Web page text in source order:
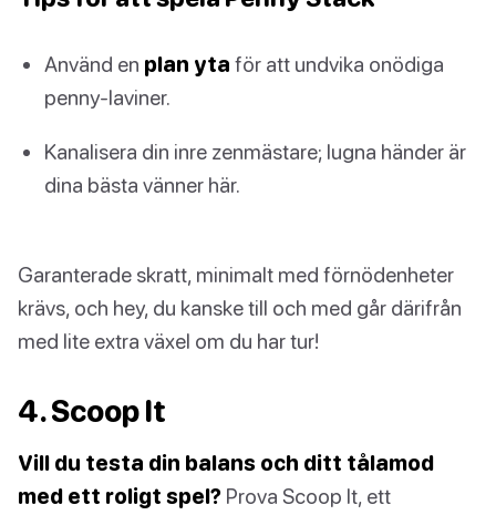
Använd en plan yta för att undvika onödiga
penny-laviner.
Kanalisera din inre zenmästare; lugna händer är
dina bästa vänner här.
Garanterade skratt, minimalt med förnödenheter
krävs, och hey, du kanske till och med går därifrån
med lite extra växel om du har tur!
4. Scoop It
Vill du testa din balans och ditt tålamod
med ett roligt spel? Prova Scoop It, ett